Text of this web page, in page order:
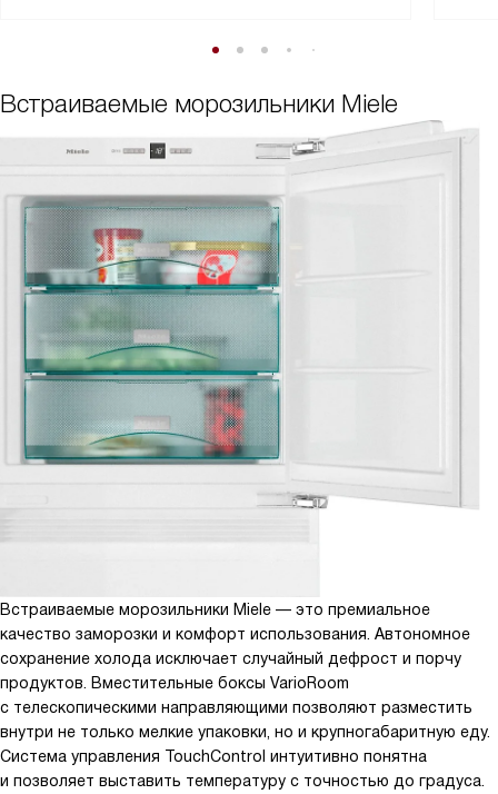
Встраиваемые морозильники Miele
Встраиваемые морозильники Miele — это премиальное
качество заморозки и комфорт использования. Автономное
сохранение холода исключает случайный дефрост и порчу
продуктов. Вместительные боксы VarioRoom
с телескопическими направляющими позволяют разместить
внутри не только мелкие упаковки, но и крупногабаритную еду.
Система управления TouchControl интуитивно понятна
и позволяет выставить температуру с точностью до градуса.